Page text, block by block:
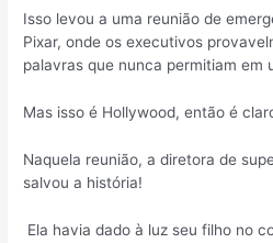
Isso levou a uma reunião de
Pixar, onde os executivos
palavras que nunca permitiam em
Mas isso é Hollywood, então é
Naquela reunião, a diretora de
salvou a história!
Ela havia dado à luz seu filho no